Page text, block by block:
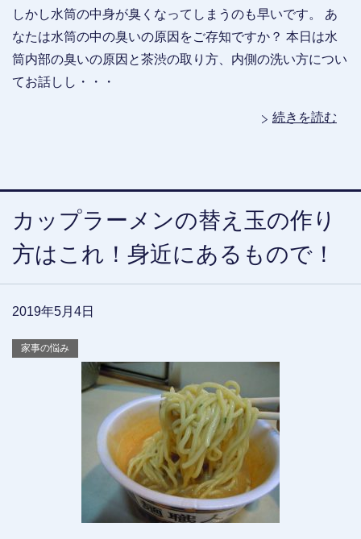
しかし水筒の中身が臭くなってしまうのも早いです。 あ
なたは水筒の中の臭いの原因をご存知ですか？ 本日は水
筒内部の臭いの原因と茶渋の取り方、内側の洗い方につい
てお話しし・・・
続きを読む
カップラーメンの替え玉の作り
方はこれ！身近にあるもので！
2019年5月4日
家事の悩み